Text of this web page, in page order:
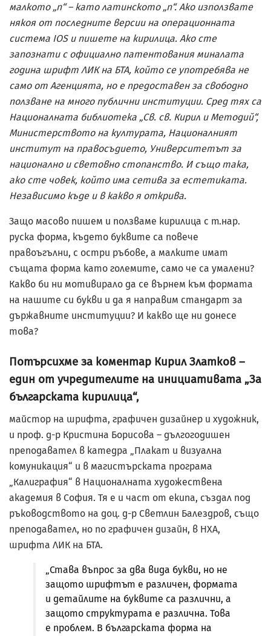
малкото „п“ – като латинското „n“.Ако използвате
някоя от последните версии на операционната
система IOSи пишете на кирилица. Ако сте
запознати с официално патентования миналата
година шрифт ЛИК на БТА, който се употребява не
само от Агенцията, но е предоставен за свободно
ползване на много публични институции. Сред тях са
Националната библиотека „Св. св. Кирил и Методий“,
Министерството на културата, Националният
институт на правосъдието, Университетът за
национално и световно стопанство. И също така,
ако сте човек, който има сетива за естетиката.
Независимо къде и в какво я открива.
Защо масово пишем и ползваме кирилица с т.нар.
руска форма, където буквите са повече
правоъгълни, с остри ръбове, а малките имат
същата форма като големите, само че са умалени?
Какво би ни мотивирало да се върнем към формата
на нашите си букви и да я направим стандарт за
държавните институции? И какво ще ни донесе
това?
Потърсихме за коментар Кирил Златков –
един от учредителите на инициативата „За
българската кирилица“,
майстор на шрифта, графичен дизайнер и художник,
и проф. д-р Кристина Борисова – дългогодишен
преподавател в катедра „Плакат и визуална
комуникация“ и в магистърската програма
„Калиграфия“ в Националната художествена
академия в София. Тя е и част от екипа, създал под
ръководството на доц. д-р Светлин Балездров, също
преподавател, но по графичен дизайн, в НХА,
шрифта ЛИК на БТА.
„Става въпрос за два вида букви, но не
защото шрифтът е различен, формата
и детайлите на буквите са различни, а
защото структурата е различна. Това
е проблем. В българската форма на